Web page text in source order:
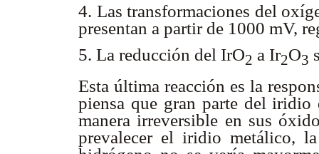
4. Las transformaciones del
presentan a partir de 1000 mV,
5. La reducción del IrO2 a Ir2O3
Esta última reacción es la
piensa que gran parte del iridio
manera irreversible en sus
prevalecer el iridio metálico,